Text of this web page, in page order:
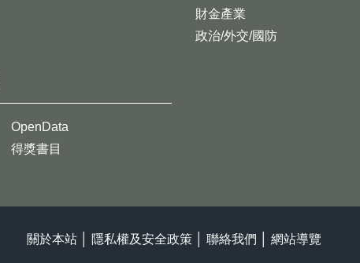
財金產業
政治/外交/國防
OpenData
得獎書目
關於本站 隱私權及安全政策 聯絡我們 網站導覽